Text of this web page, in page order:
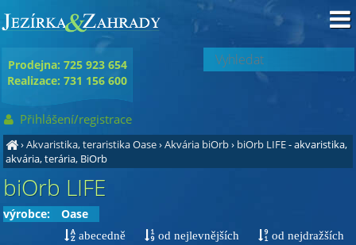
›Akvaristika, teraristika Oase›Akvária biOrb› biOrb LIFE- akvaristika,
akvária, terária, BiOrb
biOrb LIFE
výrobce: Oase
abecedně od nejlevnějších od nejdražších
Prodejna: 725 923 654
Realizace: 731 156 600
Přihlášení/registrace